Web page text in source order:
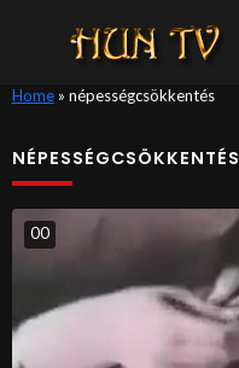
Home» népességcsökkentés
NÉPESSÉGCSÖKKENTÉS
00